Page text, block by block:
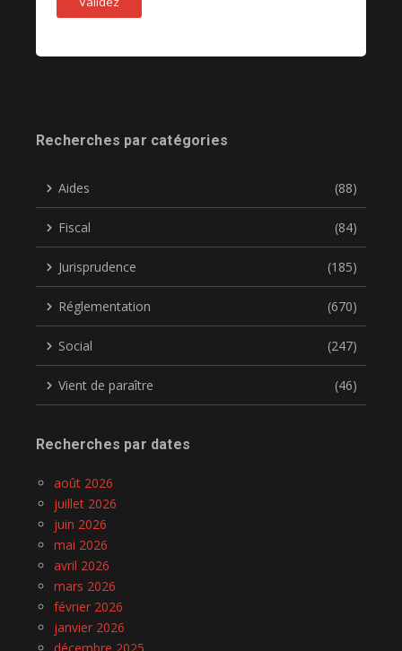
Recherches par catégories
Aides (88)
Fiscal (84)
Jurisprudence (185)
Réglementation (670)
Social (247)
Vient de paraître (46)
Recherches par dates
août 2026
juillet 2026
juin 2026
mai 2026
avril 2026
mars 2026
février 2026
janvier 2026